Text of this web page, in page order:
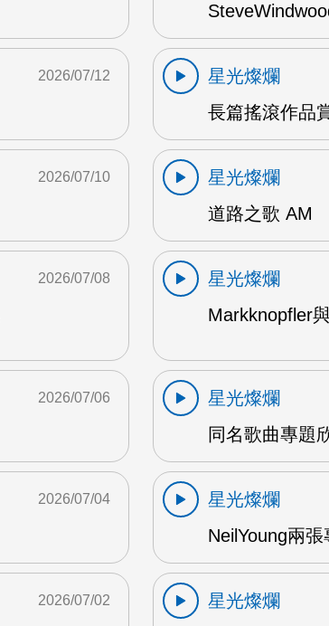
2026/07/12
星光燦爛
長篇搖滾作品
2026/07/10
星光燦爛
道路之歌 AM
2026/07/08
星光燦爛
Markknopfler
2026/07/06
星光燦爛
同名歌曲專題
2026/07/04
星光燦爛
NeilYoung兩
2026/07/02
星光燦爛